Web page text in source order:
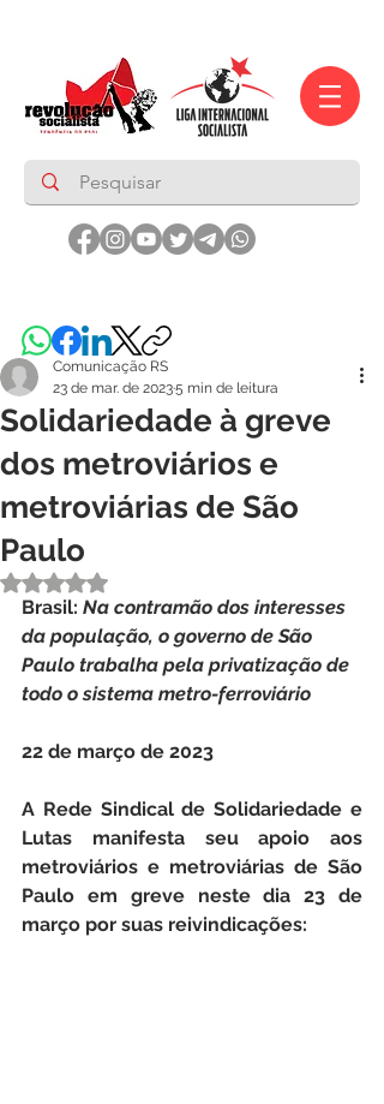
Solidariedade à greve
dos metroviários e
metroviárias de São
Paulo
Comunicação RS
23 de mar. de 20235 min de leitura
Avaliado com NaN de 5 estrelas.
Brasil: Na contramão dos interesses
da população, o governo de São
Paulo trabalha pela privatização de
todo o sistema metro-ferroviário
22 de março de 2023
A Rede Sindical de Solidariedade e
Lutas manifesta seu apoio aos
metroviários e metroviárias de São
Paulo em greve neste dia 23 de
março por suas reivindicações: